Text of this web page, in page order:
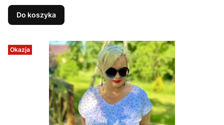
Do koszyka
Okazja